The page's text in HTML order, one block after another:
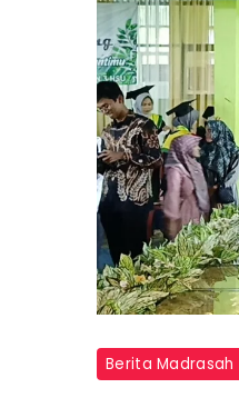
Berita Madrasah